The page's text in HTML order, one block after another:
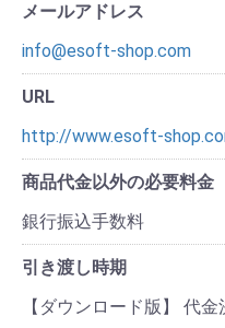
メールアドレス
info@esoft-shop.com
URL
http://www.esoft-
商品代金以外の必要料金
銀行振込手数料
引き渡し時期
【ダウンロード版】 代